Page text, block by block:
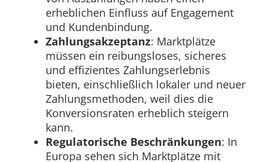
erheblichen Einfluss auf Engagement
und Kundenbindung.
Zahlungsakzeptanz: Marktplätze
müssen ein reibungsloses, sicheres
und effizientes Zahlungserlebnis
bieten, einschließlich lokaler und neuer
Zahlungsmethoden, weil dies die
Konversionsraten erheblich steigern
kann.
Regulatorische Beschränkungen: In
Europa sehen sich Marktplätze mit